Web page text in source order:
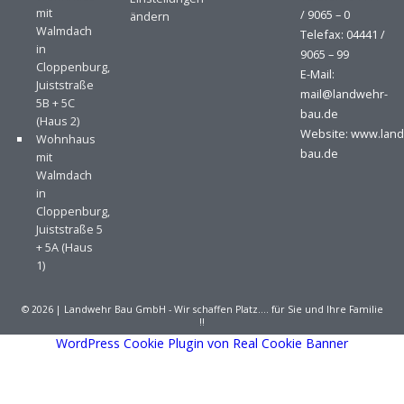
mit
Walmdach
in
Cloppenburg,
Juiststraße
5B + 5C
(Haus 2)
Wohnhaus
mit
Walmdach
in
Cloppenburg,
Juiststraße 5
+ 5A (Haus
1)
ändern
/ 9065 – 0
Telefax: 04441 /
9065 – 99
E-Mail:
mail@landwehr-
bau.de
Website:
bau.de
© 2026 | Landwehr Bau GmbH - Wir schaffen Platz…. für Sie und Ihre Familie
!!
WordPress Cookie Plugin von Real Cookie Banner